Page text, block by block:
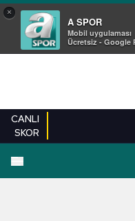
×
A SPOR
Mobil uygulaması
Ücretsiz - Google
CANLI
SKOR